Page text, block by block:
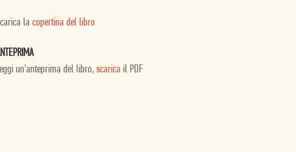
la copertina del libro
un'anteprima del libro, scarica il PDF